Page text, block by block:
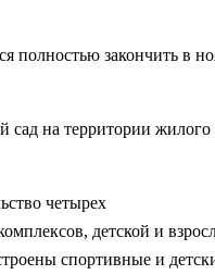
полностью закончить в
сад на территории жилого
четырех
детской и
спортивные и